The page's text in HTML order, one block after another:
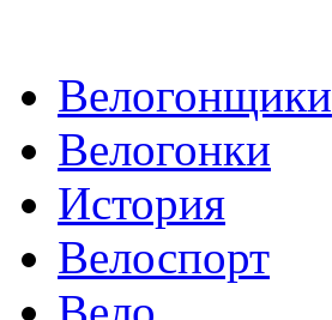
Велогонщики
Велогонки
История
Велоспорт